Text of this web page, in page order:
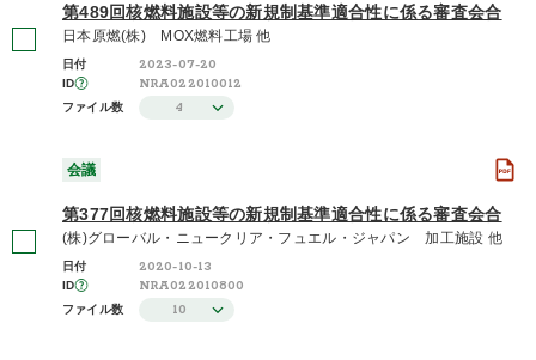
第489回核燃料施設等の新規制基準適合性に係る審査会合
日本原燃(株) MOX燃料工場 他
日付 2023-07-20
ID NRA022010012
ファイル数 4
会議
第377回核燃料施設等の新規制基準適合性に係る審査会合
(株)グローバル・ニュークリア・フュエル・ジャパン 加工施設 他
日付 2020-10-13
ID NRA022010800
ファイル数 10